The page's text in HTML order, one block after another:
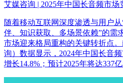
艾媒咨询 | 2025年中国长音频市
随着移动互联网深度渗透与用户
伴、知识获取、多场景依赖”的需
市场迎来格局重构的关键转折点。
询）数据显示，2024年中国长音
增长14.8%；预计2025年将达337